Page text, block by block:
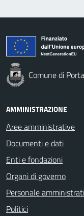
Comune di
AMMINISTRAZIONE
Aree amministrative
Documenti e dati
Enti e fondazioni
Organi di governo
Personale
Politici